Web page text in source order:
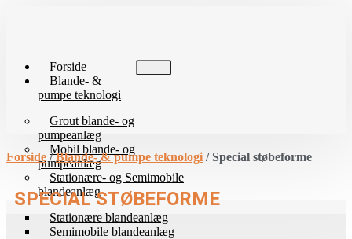
Forside
Blande- &
pumpe teknologi
Grout blande- og
pumpeanlæg
Mobil blande- og
pumpeanlæg
Stationære- og Semimobile
blandeanlæg
Stationære blandeanlæg
Semimobile blandeanlæg
Forside /Blande- & pumpe teknologi / Special støbeforme
SPECIAL STØBEFORME